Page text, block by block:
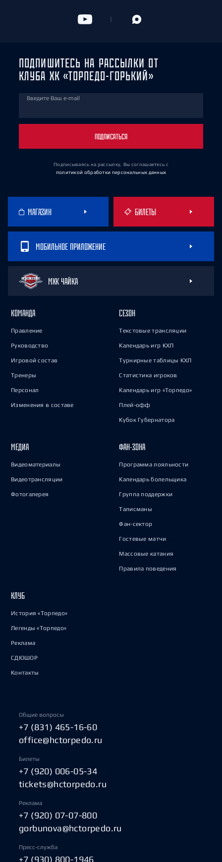
ПОДПИШИТЕСЬ НА РАССЫЛКИ ОТ
КЛУБА ХК «ТОРПЕДО-ГОРЬКИЙ»
Введите Ваш e-mail
ПОДПИСАТЬСЯ
Подписываясь на рассылку, Вы соглашаетесь с
политикой обработки персональных данных
МАГАЗИН БИЛЕТЫ
МОБИЛЬНОЕ ПРИЛОЖЕНИЕ
МХК ЧАЙКА
КОМАНДА
Правление
Руководство
Игровой состав
Тренеры
Персонал
Изменения в составе
СЕЗОН
Текстовые трансляции
Календарь игр КХЛ
Турнирные таблицы КХЛ
Статистика игроков
Календарь игр «Торпедо»
Плей-офф
Кубок Губернатора
МЕДИА
Видеоматериалы
Видеотрансляции
Фотогалерея
ФАН-ЗОНА
Программа лояльности
Календарь болельщика
Группа поддержки
Талисманы
Фан-сектор
Гостевые матчи
Массовые катания
Правила поведения
КЛУБ
История «Торпедо»
Легенды «Торпедо»
Реклама
СДЮШОР
Контакты
Общие вопросы
+7 (831) 465-16-60
office@hctorpedo.ru
Билеты
+7 (920) 006-05-34
tickets@hctorpedo.ru
Реклама
+7 (920) 07-07-800
gorbunova@hctorpedo.ru
Пресс-служба
+7 (930) 800-1946